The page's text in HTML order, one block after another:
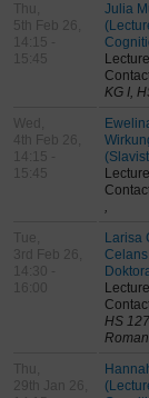
Thu,
5th Feb 26,
14:15 -
15:45
Julia
KG I,
Wed,
4th Feb 26,
14:15 -
15:45
,
Tue,
3rd Feb 26,
14:30 -
16:00
Larisa
HS
Thu,
29th Jan 26,